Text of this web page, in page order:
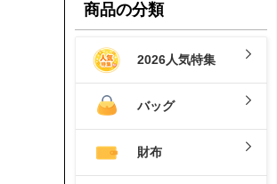
商品の分類
2026人気特集
バッグ
財布